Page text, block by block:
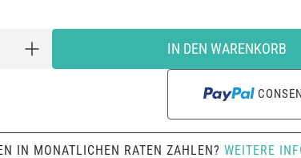
IN DEN WARENKORB
IN MONATLICHEN RATEN ZAHLEN? WEITERE